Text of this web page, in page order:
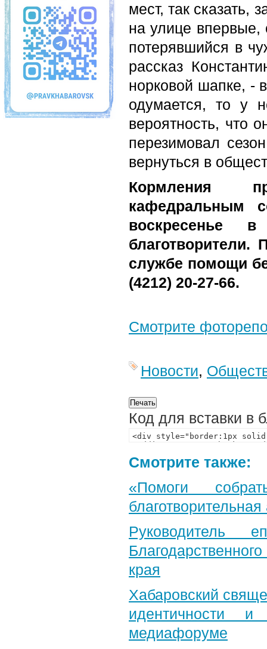
мест, так сказать,
на улице впервые,
потерявшийся в
рассказ
норковой шапке, -
одумается, то у
вероятность, что
перезимовал
вернуться в
Кормления
кафедральным
воскресенье
службе помощи
(4212) 20-27-66.
Смотрите
Новости,
Код для вставки в
Смотрите также:
«Помоги
Руководитель
края
Хабаровский
идентичности
медиафоруме